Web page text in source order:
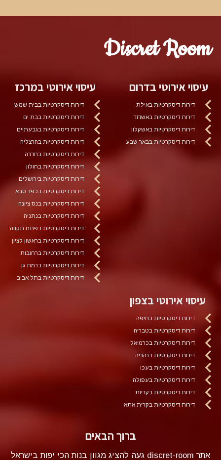
Discret Room
עיסוי אירוטי בדרום
דירות דיסקרטיות באילת
דירות דיסקרטיות באשדוד
דירות דיסקרטיות באשקלון
דירות דיסקרטיות בבאר שבע
עיסוי אירוטי במרכז
דירות דיסקרטיות בבית שמש
דירות דיסקרטיות בבת ים
דירות דיסקרטיות בגבעתיים
דירות דיסקרטיות בהרצליה
דירות דיסקרטיות בחדרה
דירות דיסקרטיות בחולון
דירות דיסקרטיות בירושלים
דירות דיסקרטיות בכפר סבא
דירות דיסקרטיות בנס ציונה
דירות דיסקרטיות בנתניה
דירות דיסקרטיות בפתח תקווה
דירות דיסקרטיות בראשון לציון
דירות דיסקרטיות ברחובות
דירות דיסקרטיות ברמת גן
דירות דיסקרטיות בתל אביב
עיסוי אירוטי בצפון
דירות דיסקרטיות בחיפה
דירות דיסקרטיות בטבריה
דירות דיסקרטיות בכרמיאל
דירות דיסקרטיות בנהריה
דירות דיסקרטיות בעכו
דירות דיסקרטיות בעפולה
דירות דיסקרטיות בקריות
דירות דיסקרטיות בקרית אתא
ברוך הבאים
אתר discret-room געה להציג מגוון בנות הכי יפות בישראל